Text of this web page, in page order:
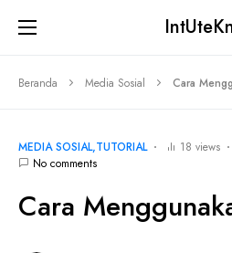
Beranda Media Sosial Cara
MEDIA SOSIAL TUTORIAL 18 views
No comments
Cara